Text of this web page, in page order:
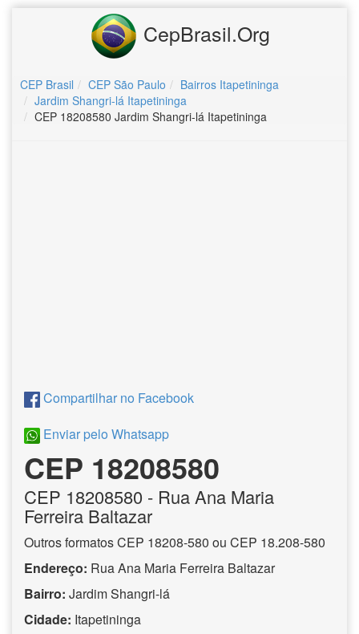
CepBrasil.Org
CEP Brasil CEP São Paulo
Bairros Itapetininga
Jardim Shangri-lá Itapetininga
CEP 18208580 Jardim Shangri-lá Itapetininga
Compartilhar no Facebook
Enviar pelo Whatsapp
CEP 18208580
CEP 18208580 - Rua Ana Maria
Ferreira Baltazar
Outros formatos CEP 18208-580 ou CEP 18.208-580
Endereço: Rua Ana Maria Ferreira Baltazar
Bairro: Jardim Shangri-lá
Cidade: Itapetininga